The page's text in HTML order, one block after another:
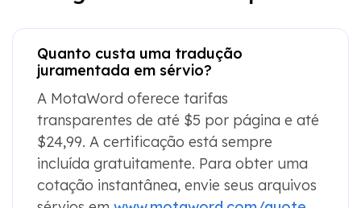
Quanto custa uma tradução
juramentada em sérvio?
A MotaWord oferece tarifas
transparentes de até $5 por página e até
$24,99. A certificação está sempre
incluída gratuitamente. Para obter uma
cotação instantânea, envie seus arquivos